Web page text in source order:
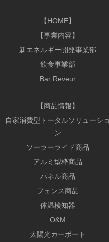
【HOME】
【事業内容】
新エネルギー開発事業部
飲食事業部
Bar Reveur
【商品情報】
自家消費型トータルソリューショ
ン
ソーラーライド商品
アルミ型枠商品
パネル商品
フェンス商品
体温検知器
O&M
太陽光カーポート